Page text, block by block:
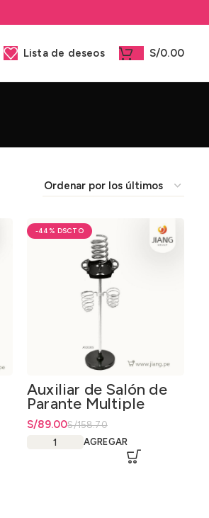
Lista de deseos S/0.00
-44%
Auxiliar de Salón de
Parante Multiple
S/158.70
El precio original era: S/158.70.
S/89.00
El precio actual es: S/89.00.
AGREGAR